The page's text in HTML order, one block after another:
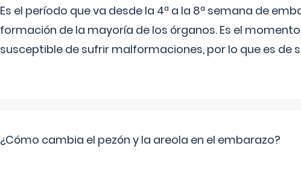
Es el período que va desde la 4ª a la 8ª semana de
formación de la mayoría de los órganos. Es el
susceptible de sufrir malformaciones, por lo que es
¿Cómo cambia el pezón y la areola en el embarazo?